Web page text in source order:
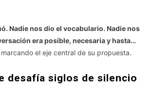
Nadie nos dio el vocabulario. Nadie nos
era posible, necesaria y hasta…
el eje central de su propuesta.
desafía siglos de silencio